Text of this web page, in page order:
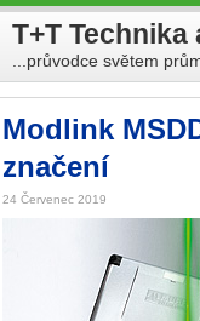
T+T Technika
...průvodce světem
Modlink
značení
24 Červenec 2019